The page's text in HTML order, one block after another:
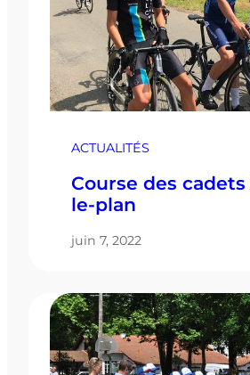
ACTUALITÉS
Course des cadets
le-plan
juin 7, 2022